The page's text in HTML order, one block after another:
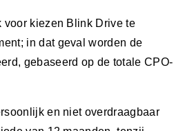
voor kiezen Blink Drive te
in dat geval worden de
gebaseerd op de totale CPO-
en niet overdraagbaar